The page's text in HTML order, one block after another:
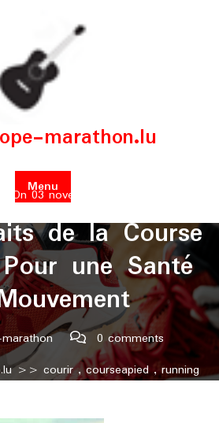
marathon.lu
Menu
On 03 novembre 2024
de la Course
une Santé
0 comments
>> courir,courseapied,running